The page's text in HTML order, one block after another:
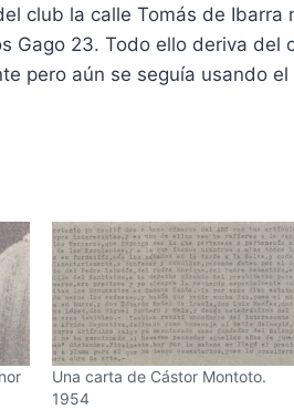
club la calle Tomás de Ibarra
Gago 23. Todo ello deriva del
pero aún se seguía usando
Una carta de Cástor Montoto.
1954